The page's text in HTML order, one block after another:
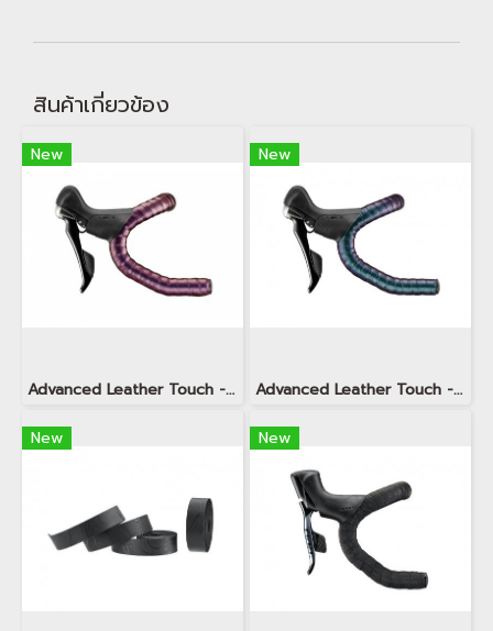
สินค้าเกี่ยวข้อง
New
Advanced Leather Touch - Aurora Purple
New
Advanced Leather Touch - Aurora Blue
New New